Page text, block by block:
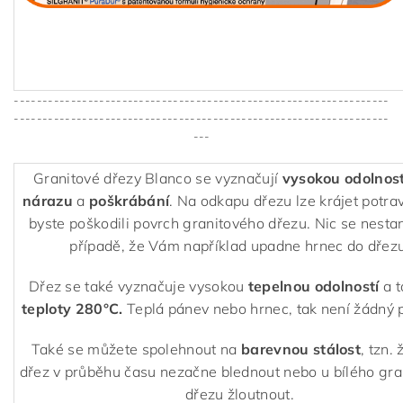
------------------------------------------------------------------
------------------------------------------------------------------
---
Granitové dřezy Blanco se vyznačují vysokou
nárazu a poškrábání. Na odkapu dřezu lze krájet
byste poškodili povrch granitového dřezu. Nic se
případě, že Vám například upadne hrnec do
Dřez se také vyznačuje vysokou tepelnou odolnostía
teploty 280°C. Teplá pánev nebo hrnec, tak není žádný
Také se můžete spolehnout na barevnou stálost, tzn.
dřez v průběhu času nezačne blednout nebo u bílého
dřezu žloutnout.